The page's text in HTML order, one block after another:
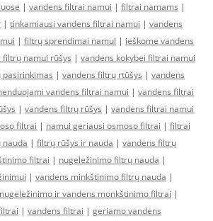
| vandens filtrai namui | filtrai namams |
| tinkamiausi vandens filtrai namui | vandens
| filtrų sprendimai namui | ieškome vandens
filtrų namui rūšys | vandens kokybei filtrai namui
| vandens filtrų rtūšys | vandens
vandens filtrai namui | vandens filtrai
| vandens filtrų rūšys | vandens filtrai namui
filtrai | namui geriausi osmoso filtrai | filtrai
| filtrų rūšys ir nauda | vandens filtrų
filtrai | nugeležinimo filtrų nauda |
| vandens minkštinimo filtrų nauda |
nugeležinimo ir vandens monkštinimo filtrai |
| vandens filtrai | geriamo vandens